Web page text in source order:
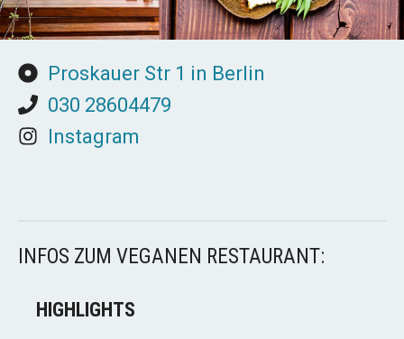
Proskauer Str 1 in Berlin
030 28604479
Instagram
INFOS ZUM VEGANEN RESTAURANT:
HIGHLIGHTS